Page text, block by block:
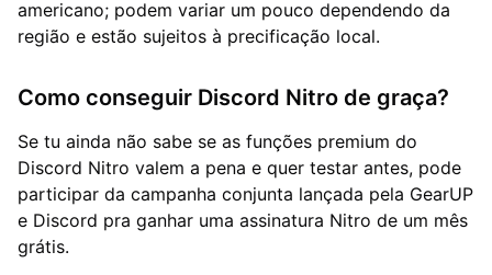
americano; podem variar um pouco dependendo da
região e estão sujeitos à precificação local.
Como conseguir Discord Nitro de graça?
Se tu ainda não sabe se as funções premium do
Discord Nitro valem a pena e quer testar antes, pode
participar da campanha conjunta lançada pela GearUP
e Discord pra ganhar uma assinatura Nitro de um mês
grátis.